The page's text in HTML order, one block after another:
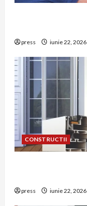
press iunie 22, 2026
CONSTRUCTII
press iunie 22, 2026